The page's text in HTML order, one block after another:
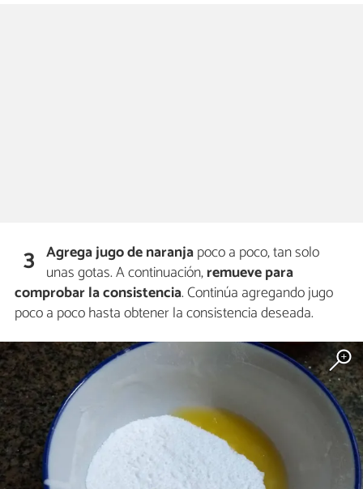
3 Agrega jugo de naranjapoco a poco, tan solo
unas gotas. A continuación,remueve para
comprobar la consistencia. Continúa agregando jugo
poco a poco hasta obtener la consistencia deseada.